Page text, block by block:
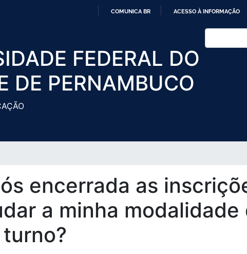
Pular
principal
O
CONTEÚDO
COMUNICA BR ACESSO À INFORMAÇÃO
FEDERAL DO
DE PERNAMBUCO
encerrada as
a minha